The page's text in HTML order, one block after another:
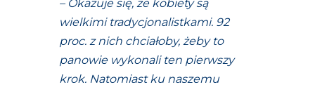
– Okazuje się, że kobiety są
wielkimi tradycjonalistkami. 92
proc. z nich chciałoby, żeby to
panowie wykonali ten pierwszy
krok. Natomiast ku naszemu